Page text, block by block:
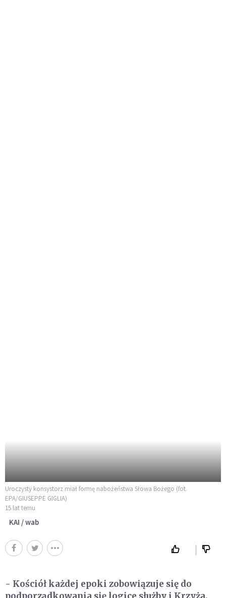
Uroczysty konsystorz miał formę nabożeństwa Słowa Bożego (fot.
EPA/GIUSEPPE GIGLIA)
15 lat temu
KAI / wab
- Kościół każdej epoki zobowiązuje się do